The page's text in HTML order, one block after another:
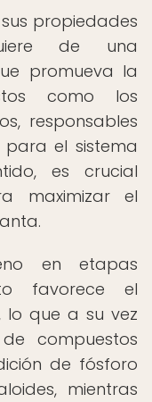
propiedades
de una
promueva la
como los
responsables
para el sistema
es crucial
maximizar el
en etapas
favorece el
lo que a su vez
compuestos
de fósforo
mientras